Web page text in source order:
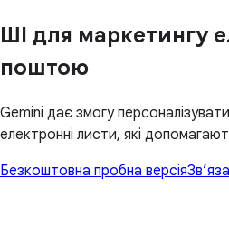
ШІ для маркетингу
поштою
Gemini дає змогу
електронні листи, які
Безкоштовна пробна версія